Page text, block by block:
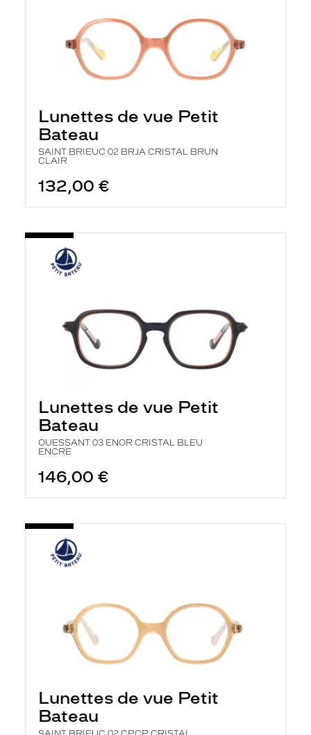
Lunettes de vue Petit
Bateau
SAINT BRIEUC 02 BRJA CRISTAL BRUN
CLAIR
132,00 €
Lunettes de vue Petit
Bateau
OUESSANT 03 ENOR CRISTAL BLEU
ENCRE
146,00 €
Lunettes de vue Petit
Bateau